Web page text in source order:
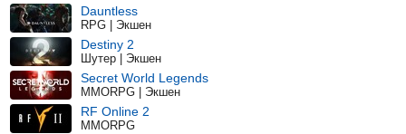
Dauntless
RPG | Экшен
Destiny 2
Шутер | Экшен
Secret World Legends
MMORPG | Экшен
RF Online 2
MMORPG